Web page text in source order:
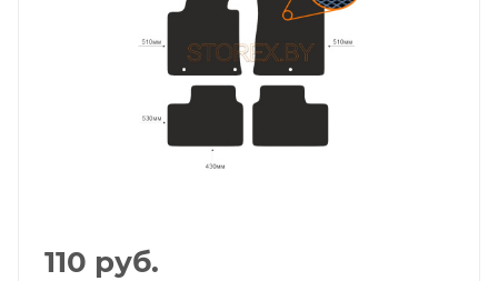
110 руб.